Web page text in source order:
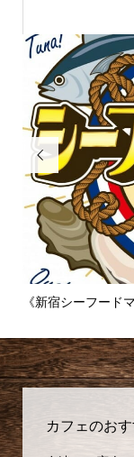

《新宿シーフード
カフェのお